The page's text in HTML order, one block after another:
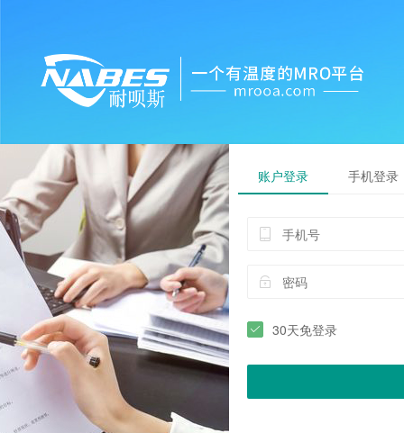
账户登录 手机登录
30天免登录